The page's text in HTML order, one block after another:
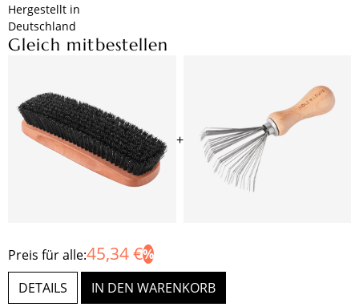
Hergestellt in
Deutschland
Gleich mitbestellen
+
Preis für alle:45,34 €
DETAILS IN DEN WARENKORB